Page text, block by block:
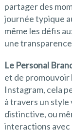
partager des
journée typique
même les défis
une
Le Personal
et de promouvoir
Instagram, cela
à travers un style
distinctive, ou
interactions avec